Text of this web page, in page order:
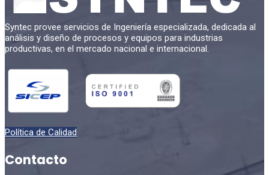
Syntec provee servicios de Ingeniería especializada, dedicada al
análisis y diseño de procesos y equipos para industrias
productivas, en el mercado nacional e internacional.
Política de Calidad
Contacto